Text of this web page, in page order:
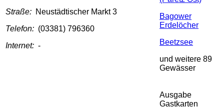
Straße: Neustädtischer Markt 3
Telefon: (03381) 796360
Internet: -
Bagower
Erdelöcher
Beetzsee
und weitere 89
Gewässer
Ausgabe
Gastkarten